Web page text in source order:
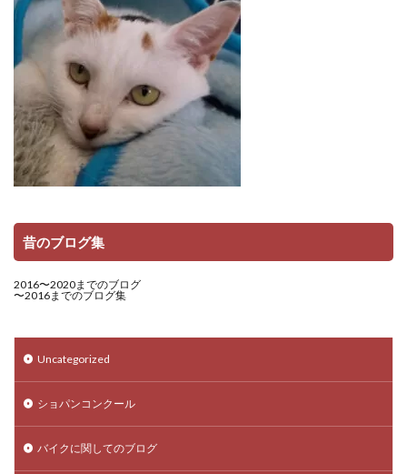
昔のブログ集
2016〜2020までのブログ
〜2016までのブログ集
Uncategorized
ショパンコンクール
バイクに関してのブログ